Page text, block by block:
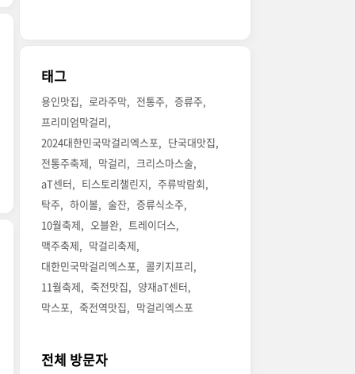
태그
용인맛집 로라주막 전통주
증류주
프리미엄막걸리
2024대한민국막걸리엑스포
단국대맛집
전통주축제
막걸리
크리스마스술
aT센터
티스토리챌린지
주류박람회
탁주
하이볼 술잔
증류식소주
10월축제
오블완
트레이더스
맥주축제
막걸리축제
대한민국막걸리엑스포
콜키지프리
11월축제
죽전맛집
양재aT센터
막스포
죽전역맛집 막걸리엑스포
전체 방문자